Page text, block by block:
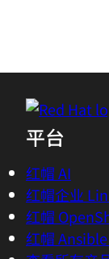
平台
红帽 AI
红帽企业
红帽
红帽